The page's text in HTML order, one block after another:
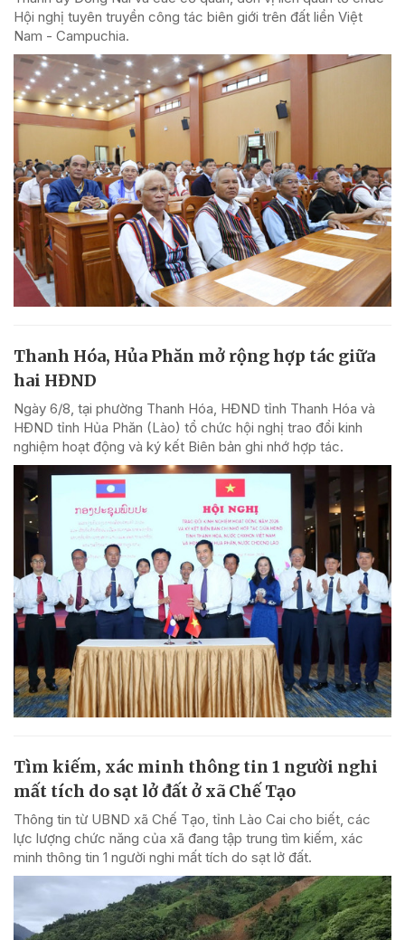
Hội nghị tuyên truyền công tác biên giới trên đất liền Việt
Nam - Campuchia.
Thanh Hóa, Hủa Phăn mở rộng hợp tác giữa
hai HĐND
Ngày 6/8, tại phường Thanh Hóa, HĐND tỉnh Thanh Hóa và
HĐND tỉnh Hủa Phăn (Lào) tổ chức hội nghị trao đổi kinh
nghiệm hoạt động và ký kết Biên bản ghi nhớ hợp tác.
Tìm kiếm, xác minh thông tin 1 người nghi
mất tích do sạt lở đất ở xã Chế Tạo
Thông tin từ UBND xã Chế Tạo, tỉnh Lào Cai cho biết, các
lực lượng chức năng của xã đang tập trung tìm kiếm, xác
minh thông tin 1 người nghi mất tích do sạt lở đất.